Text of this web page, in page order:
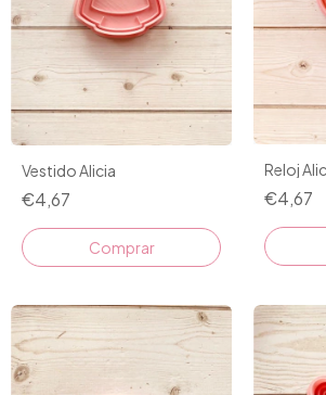
Vestido Alicia
€4,67
Comprar
Reloj
€4,67